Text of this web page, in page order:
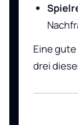
Eine
drei